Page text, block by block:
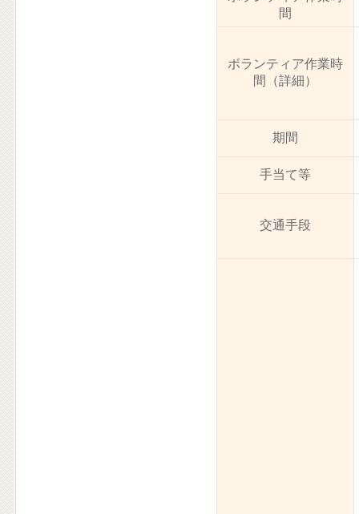
間
ボランティア作業時
間（詳細）
期間
手当て等
交通手段